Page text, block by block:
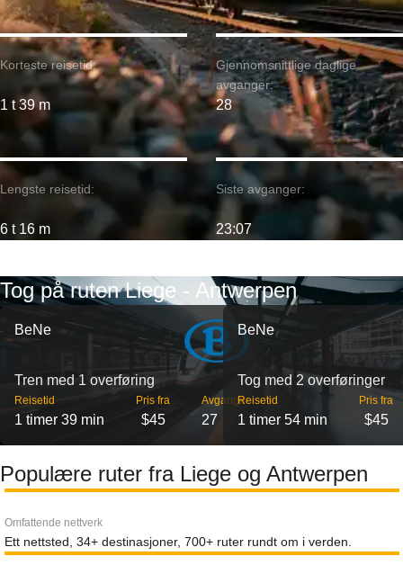
Korteste reisetid:
1 t 39 m
Lengste reisetid:
6 t 16 m
Gjennomsnittlige daglige
avganger:
28
Siste avganger:
23:07
Tog på ruten Liege - Antwerpen
BeNe
Tren med 1 overføring
Reisetid
1 timer 39 min
Pris fra
$45
Avganger
27
BeNe
Tog med 2 overføringer
Reisetid
1 timer 54 min
Pris fra
$45
Populære ruter fra Liege og Antwerpen
Omfattende nettverk
Ett nettsted, 34+ destinasjoner, 700+ ruter rundt om i verden.